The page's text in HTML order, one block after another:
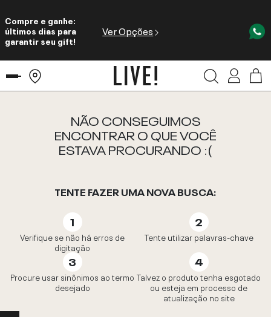
Compre e ganhe:
últimos dias para
garantir seu gift!
Ver Opções
NÃO CONSEGUIMOS
ENCONTRAR O QUE VOCÊ
ESTAVA PROCURANDO :(
TENTE FAZER UMA NOVA BUSCA:
Verifique se não há erros de
digitação
Tente utilizar palavras-chave
Procure usar sinônimos ao termo
desejado
Talvez o produto tenha esgotado
ou esteja em processo de
atualização no site